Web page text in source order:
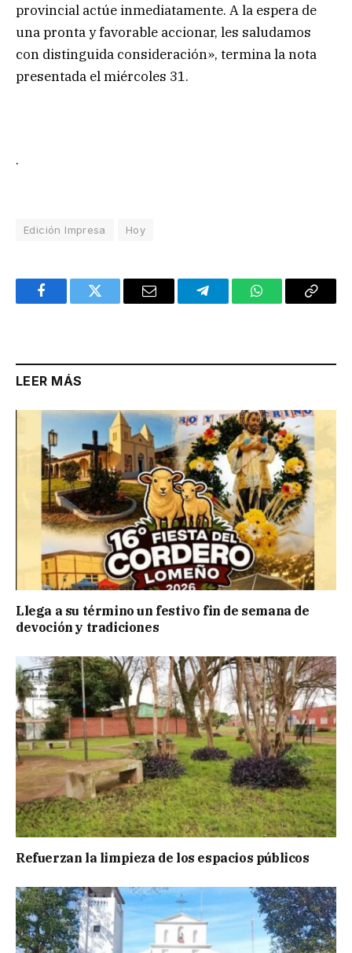
provincial actúe inmediatamente. A la espera de
una pronta y favorable accionar, les saludamos
con distinguida consideración», termina la nota
presentada el miércoles 31.
.
Edición Impresa Hoy
FacebookTwitter Email TelegramWhatsAppCopy
LEER MÁS
Llega a su término un festivo fin de semana de
devoción y tradiciones
Refuerzan la limpieza de los espacios públicos